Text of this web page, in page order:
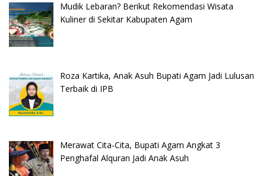
Mudik Lebaran? Berikut Rekomendasi Wisata
Kuliner di Sekitar Kabupaten Agam
Roza Kartika, Anak Asuh Bupati Agam Jadi Lulusan
Terbaik di IPB
Merawat Cita-Cita, Bupati Agam Angkat 3
Penghafal Alquran Jadi Anak Asuh